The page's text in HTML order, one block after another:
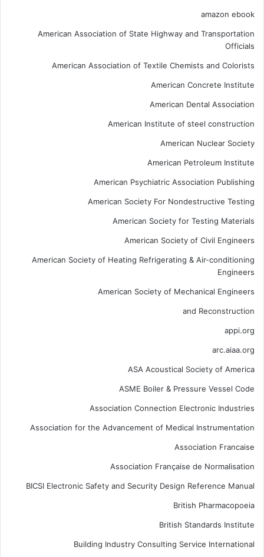
amazon ebook
American Association of State Highway and Transportation
Officials
American Association of Textile Chemists and Colorists
American Concrete Institute
American Dental Association
American Institute of steel construction
American Nuclear Society
American Petroleum Institute
American Psychiatric Association Publishing
American Society For Nondestructive Testing
American Society for Testing Materials
American Society of Civil Engineers
American Society of Heating Refrigerating & Air-conditioning
Engineers
American Society of Mechanical Engineers
and Reconstruction
appi.org
arc.aiaa.org
ASA Acoustical Society of America
ASME Boiler & Pressure Vessel Code
Association Connection Electronic Industries
Association for the Advancement of Medical Instrumentation
Association Francaise
Association Française de Normalisation
BICSI Electronic Safety and Security Design Reference Manual
British Pharmacopoeia
British Standards Institute
Building Industry Consulting Service International